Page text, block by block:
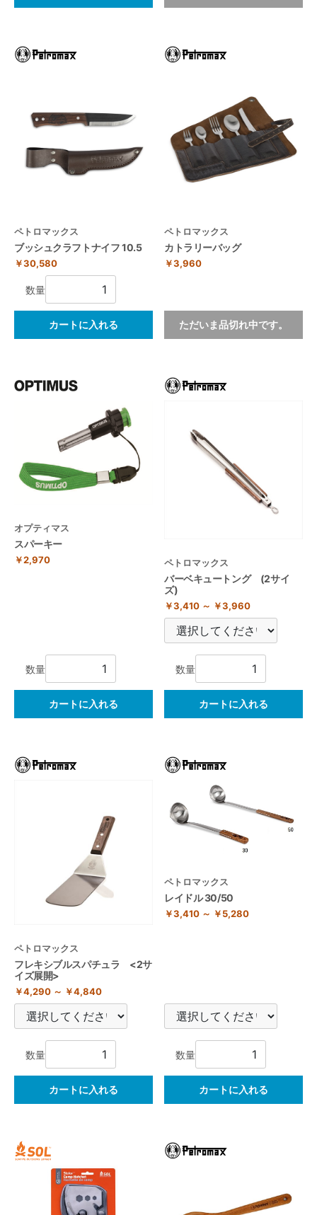
ペトロマックス
ブッシュクラフトナイフ 10.5
￥30,580
数量
カートに入れる
ペトロマックス
カトラリーバッグ
￥3,960
ただいま品切れ中です。
オプティマス
スパーキー
￥2,970
数量
カートに入れる
ペトロマックス
バーベキュートング (2サイ
ズ)
￥3,410 ～ ￥3,960
数量
カートに入れる
ペトロマックス
フレキシブルスパチュラ <2サ
イズ展開>
￥4,290 ～ ￥4,840
数量
カートに入れる
ペトロマックス
レイドル 30/50
￥3,410 ～ ￥5,280
数量
カートに入れる